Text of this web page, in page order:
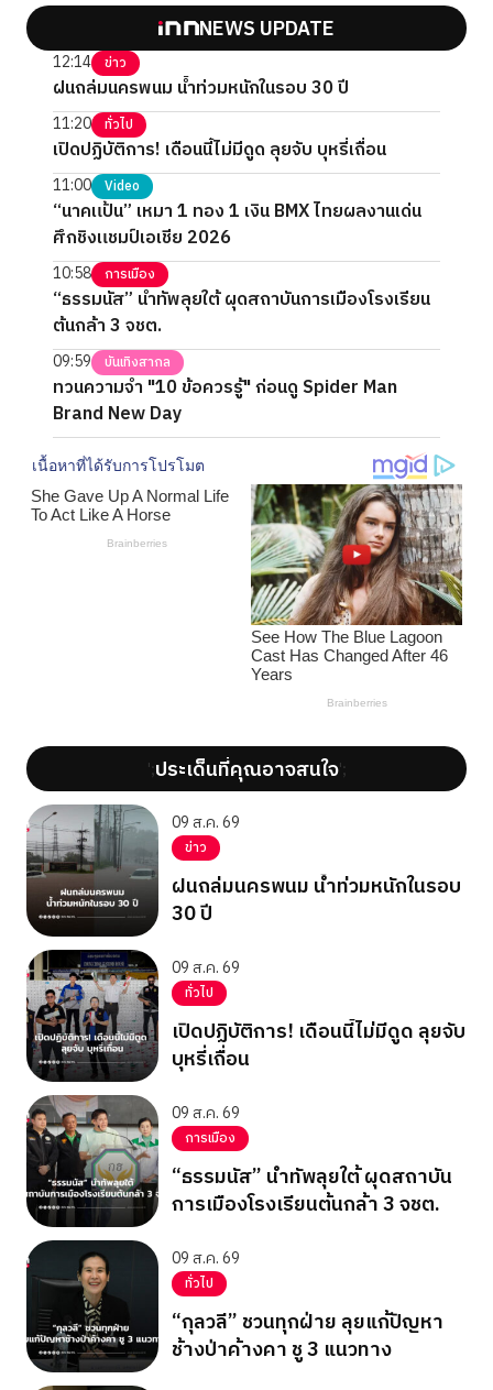
NEWS UPDATE
12:14 ข่าว
ฝนถล่มนครพนม น้ำท่วมหนักในรอบ 30 ปี
11:20 ทั่วไป
เปิดปฏิบัติการ! เดือนนี้ไม่มีดูด ลุยจับ บุหรี่เถื่อน
11:00 Video
“นาคแป้น” เหมา 1 ทอง 1 เงิน BMX ไทยผลงานเด่น
ศึกชิงแชมป์เอเชีย 2026
10:58 การเมือง
“ธรรมนัส” นำทัพลุยใต้ ผุดสถาบันการเมืองโรงเรียน
ต้นกล้า 3 จชต.
09:59 บันเทิงสากล
ทวนความจำ "10 ข้อควรรู้" ก่อนดู Spider Man
Brand New Day
';ประเด็นที่คุณอาจสนใจ';
09 ส.ค. 69
ข่าว
ฝนถล่มนครพนม น้ำท่วมหนักในรอบ
30 ปี
09 ส.ค. 69
ทั่วไป
เปิดปฏิบัติการ! เดือนนี้ไม่มีดูด ลุยจับ
บุหรี่เถื่อน
09 ส.ค. 69
การเมือง
“ธรรมนัส” นำทัพลุยใต้ ผุดสถาบัน
การเมืองโรงเรียนต้นกล้า 3 จชต.
09 ส.ค. 69
ทั่วไป
“กุลวลี” ชวนทุกฝ่าย ลุยแก้ปัญหา
ช้างป่าค้างคา ชู 3 แนวทาง